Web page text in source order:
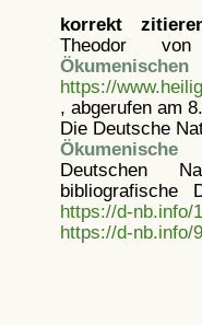
korrekt
Theodor
https://
, abgerufen am
Die Deutsche
Ökumenische
Deutschen
https://d-nb.info/
https://d-nb.info/